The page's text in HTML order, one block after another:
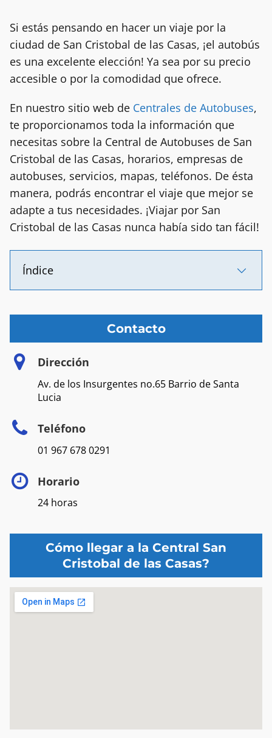
Si estás pensando en hacer un viaje por la
ciudad de San Cristobal de las Casas, ¡el autobús
es una excelente elección! Ya sea por su precio
accesible o por la comodidad que ofrece.
En nuestro sitio web de Centrales de Autobuses,
te proporcionamos toda la información que
necesitas sobre la Central de Autobuses de San
Cristobal de las Casas, horarios, empresas de
autobuses, servicios, mapas, teléfonos. De ésta
manera, podrás encontrar el viaje que mejor se
adapte a tus necesidades. ¡Viajar por San
Cristobal de las Casas nunca había sido tan fácil!
Índice
Contacto
Dirección
Av. de los Insurgentes no.65 Barrio de Santa
Lucia
Teléfono
01 967 678 0291
Horario
24 horas
Cómo llegar a la Central San
Cristobal de las Casas?